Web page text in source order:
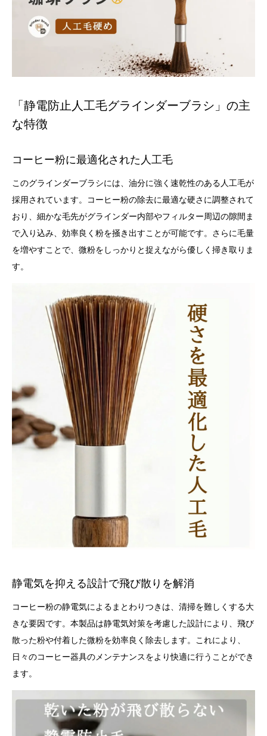
「静電防止人工毛グラインダーブラシ」の主
な特徴
コーヒー粉に最適化された人工毛
このグラインダーブラシには、油分に強く速乾性のある人工毛が
採用されています。コーヒー粉の除去に最適な硬さに調整されて
おり、細かな毛先がグラインダー内部やフィルター周辺の隙間ま
で入り込み、効率良く粉を掻き出すことが可能です。さらに毛量
を増やすことで、微粉をしっかりと捉えながら優しく掃き取りま
す。
静電気を抑える設計で飛び散りを解消
コーヒー粉の静電気によるまとわりつきは、清掃を難しくする大
きな要因です。本製品は静電気対策を考慮した設計により、飛び
散った粉や付着した微粉を効率良く除去します。これにより、
日々のコーヒー器具のメンテナンスをより快適に行うことができ
ます。